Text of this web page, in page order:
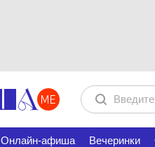
Онлайн-афиша Вечеринки